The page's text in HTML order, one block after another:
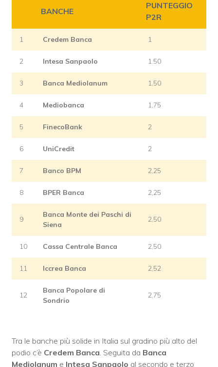
BANCHE
PUNTEGGIO
P2R
1 Credem Banca 1
2 Intesa Sanpaolo 1.50
3 Banca Mediolanum 1,50
4 Mediobanca 1,75
5 FinecoBank 2
6 UniCredit 2
7 Banco BPM 2,25
8 BPER Banca 2,25
9
Banca Monte dei Paschi di
Siena
2,50
10 Cassa Centrale Banca 2,50
11 Iccrea Banca 2,52
12
Banca Popolare di
Sondrio
2,75
Tra le banche più solide in Italia sul gradino più alto del
podio c’è Credem Banca. Seguita da Banca
Mediolanum e Intesa Sanpaolo al secondo e terzo